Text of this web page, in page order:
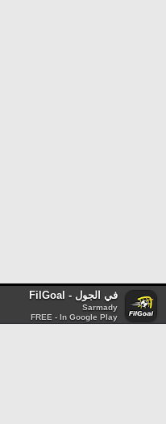
في الجول - FilGoal
Sarmady
FREE - In Google Play